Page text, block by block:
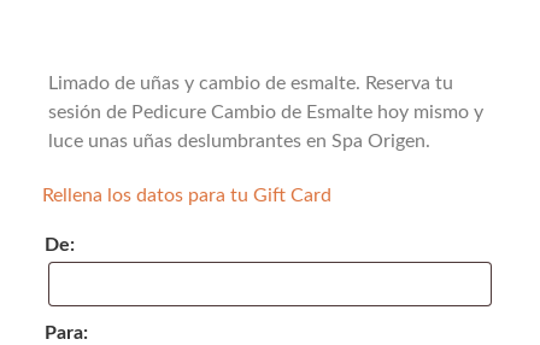
Limado de uñas y cambio de esmalte. Reserva tu
sesión de Pedicure Cambio de Esmalte hoy mismo y
luce unas uñas deslumbrantes en Spa Origen.
Rellena los datos para tu Gift Card
De:
Para: